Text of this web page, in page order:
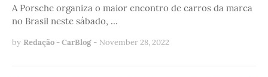
A Porsche organiza o maior encontro de carros da marca
no Brasil neste sábado, …
by Redação - CarBlog - November 28, 2022